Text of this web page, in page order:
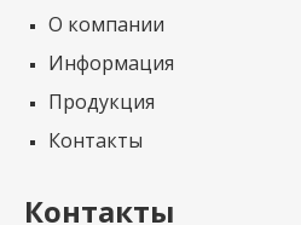
О компании
Информация
Продукция
Контакты
Контакты